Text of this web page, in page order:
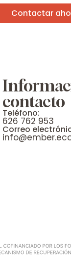
Contactar
contacto
Teléfono:
626 762 953
Correo